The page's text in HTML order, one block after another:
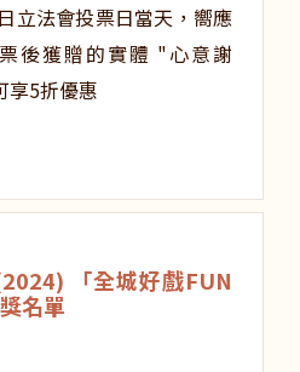
立法會投票日當天，嚮應
後獲贈的實體 "心意謝
享5折優惠
「全城好戲FUN
名單